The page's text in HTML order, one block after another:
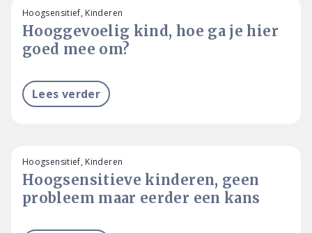
Hooggevoelig kind, hoe ga je hier
goed mee om?
Hoogsensitief, Kinderen
Lees verder
Hoogsensitieve kinderen, geen
probleem maar eerder een kans
Hoogsensitief, Kinderen